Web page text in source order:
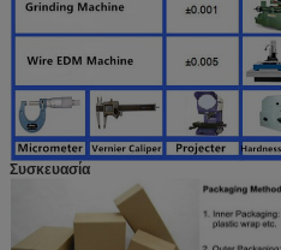
Συσκευασία